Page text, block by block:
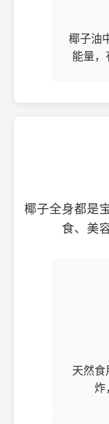
椰子油
能量，
椰子全身都是
食、美
天然
炸